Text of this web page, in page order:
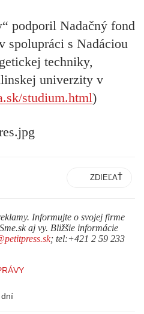
podporil Nadačný fond
spolupráci s Nadáciou
techniky,
univerzity v
studium.html)
ZDIEĽAŤ
Informujte o svojej firme
aj vy. Bližšie informácie
; tel:+421 2 59 233